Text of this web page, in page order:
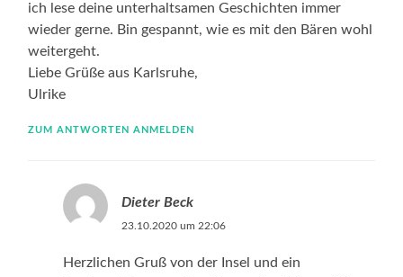
ich lese deine unterhaltsamen Geschichten immer
wieder gerne. Bin gespannt, wie es mit den Bären wohl
weitergeht.
Liebe Grüße aus Karlsruhe,
Ulrike
ZUM ANTWORTEN ANMELDEN
Dieter Beck
23.10.2020 um 22:06
Herzlichen Gruß von der Insel und ein